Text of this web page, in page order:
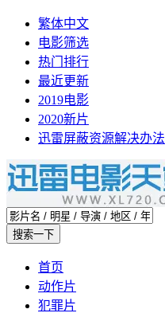
繁体中文
电影筛选
热门排行
最近更新
2019电影
2020新片
迅雷屏蔽资源解决办法
首页
动作片
犯罪片